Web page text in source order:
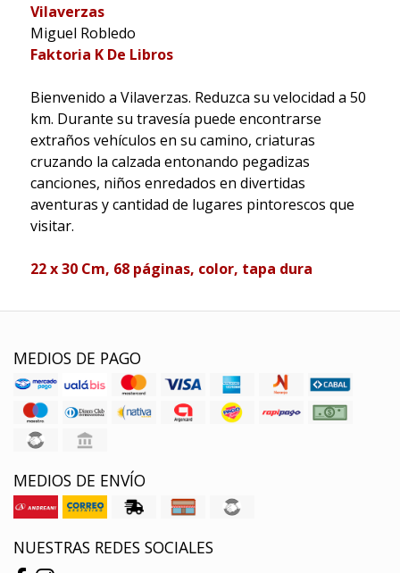
Vilaverzas
Miguel Robledo
Faktoria K De Libros
Bienvenido a Vilaverzas. Reduzca su velocidad a 50
km. Durante su travesía puede encontrarse
extraños vehículos en su camino, criaturas
cruzando la calzada entonando pegadizas
canciones, niños enredados en divertidas
aventuras y cantidad de lugares pintorescos que
visitar.
22 x 30 Cm, 68 páginas, color, tapa dura
MEDIOS DE PAGO
MEDIOS DE ENVÍO
NUESTRAS REDES SOCIALES